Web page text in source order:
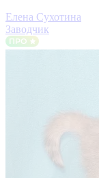
Елена Сухотина
Заводчик